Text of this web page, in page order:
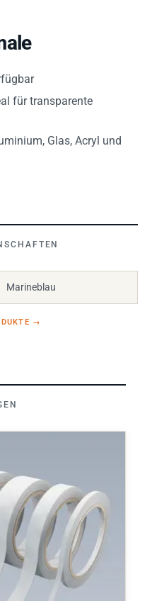
für transparente
Glas, Acryl und
Marineblau
→